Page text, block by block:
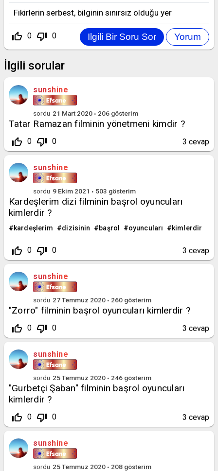
Fikirlerin serbest, bilginin sınırsız olduğu yer
thumb_up_off_alt 0 thumb_down_off_alt 0
İlgili sorular
sunshine
sordu 21 Mart 2020 206 gösterim
Tatar Ramazan filminin yönetmeni kimdir ?
thumb_up_off_alt 0 thumb_down_off_alt 0 3 cevap
sunshine
sordu 9 Ekim 2021 503 gösterim
Kardeşlerim dizi filminin başrol oyuncuları
kimlerdir ?
kardeşlerim dizisinin başrol oyuncuları kimlerdir
thumb_up_off_alt 0 thumb_down_off_alt 0 3 cevap
sunshine
sordu 27 Temmuz 2020 260 gösterim
"Zorro" filminin başrol oyuncuları kimlerdir ?
thumb_up_off_alt 0 thumb_down_off_alt 0 3 cevap
sunshine
sordu 25 Temmuz 2020 246 gösterim
"Gurbetçi Şaban" filminin başrol oyuncuları
kimlerdir ?
thumb_up_off_alt 0 thumb_down_off_alt 0 3 cevap
sunshine
sordu 25 Temmuz 2020 208 gösterim